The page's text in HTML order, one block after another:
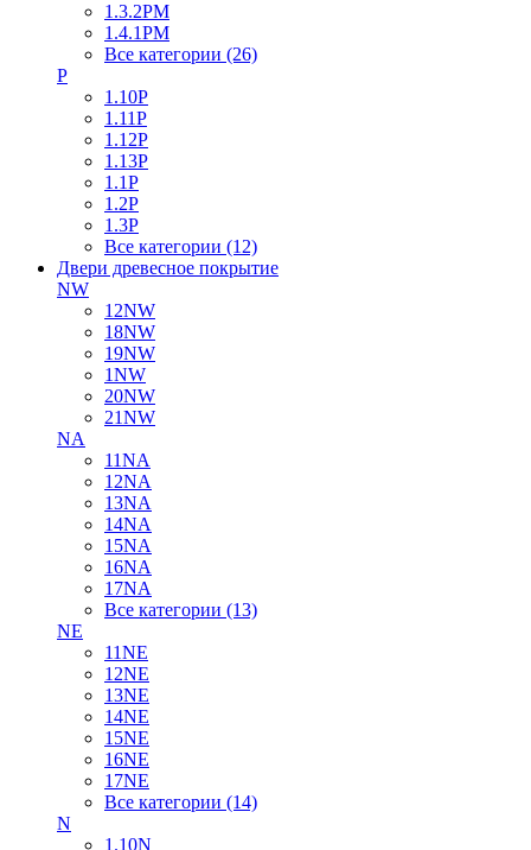
1.3.2PM
1.4.1PM
Все категории (26)
P
1.10P
1.11P
1.12P
1.13P
1.1P
1.2P
1.3P
Все категории (12)
Двери древесное покрытие
NW
12NW
18NW
19NW
1NW
20NW
21NW
NA
11NA
12NA
13NA
14NA
15NA
16NA
17NA
Все категории (13)
NE
11NE
12NE
13NE
14NE
15NE
16NE
17NE
Все категории (14)
N
1.10N